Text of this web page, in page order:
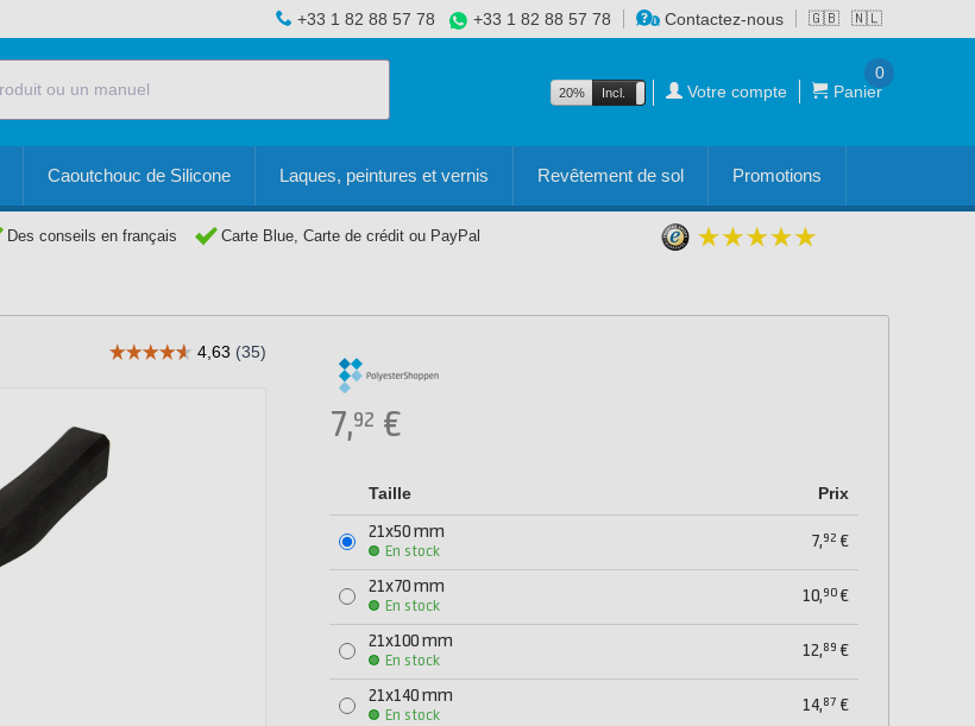
🇬🇧 🇳🇱
+33 1 82 88 57 78 +33 1 82 88 57 78 Contactez-nous
20% Incl. Excl. Votre compte Panier
0
Caoutchouc de Silicone Laques, peintures et vernis Revêtement de sol Promotions
Des conseils en français Carte Blue, Carte de crédit ou PayPal
7,92 €
Taille Prix
21x50 mm
En stock
7,92 €
21x70 mm
En stock
10,90 €
21x100 mm
En stock
12,89 €
21x140 mm
En stock
14,87 €